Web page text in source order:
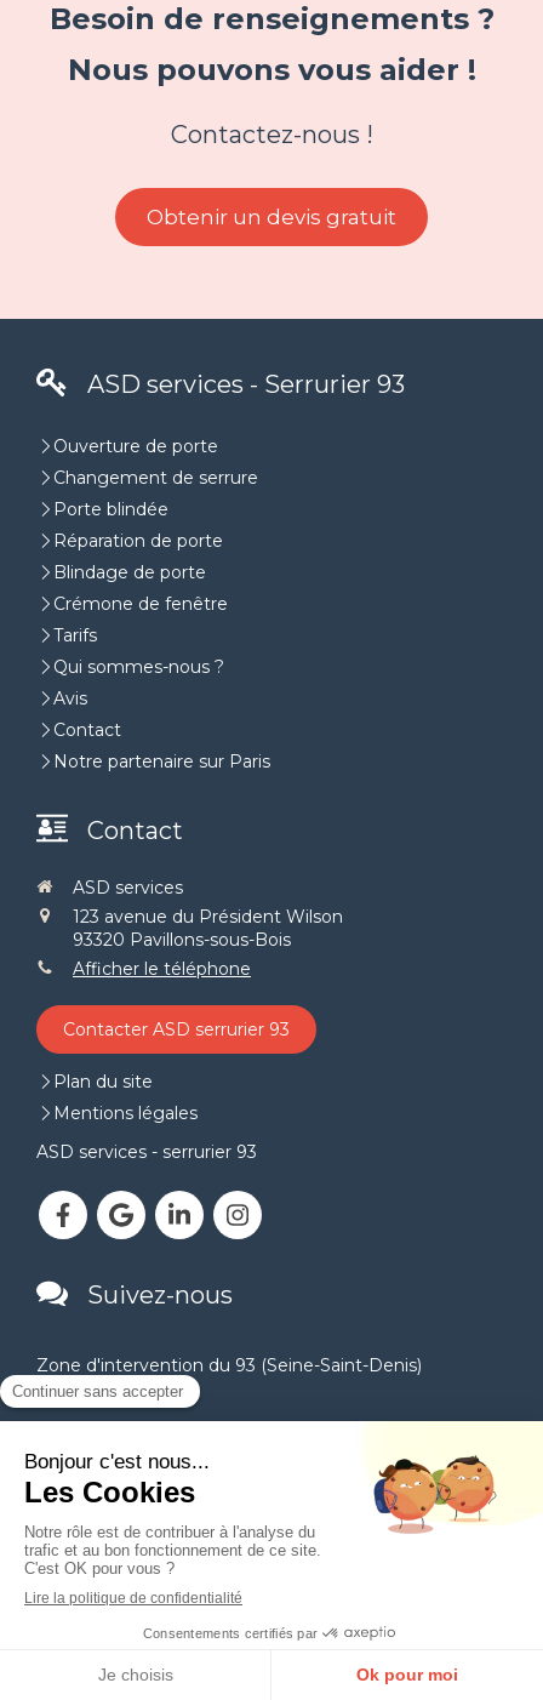
Besoin de renseignements ?
Nous pouvons vous aider !
Contactez-nous !
Obtenir un devis gratuit
ASD services - Serrurier 93
Ouverture de porte
Changement de serrure
Porte blindée
Réparation de porte
Blindage de porte
Crémone de fenêtre
Tarifs
Qui sommes-nous ?
Avis
Contact
Notre partenaire sur Paris
Contact
ASD services
123 avenue du Président Wilson
93320 Pavillons-sous-Bois
Afficher le téléphone
Contacter ASD serrurier 93
Plan du site
Mentions légales
ASD services - serrurier 93
Suivez-nous
Zone d'intervention du 93 (Seine-Saint-Denis)
Aulnay-sous-Bois
Bagnolet
Bobigny
Bondy
Coubron